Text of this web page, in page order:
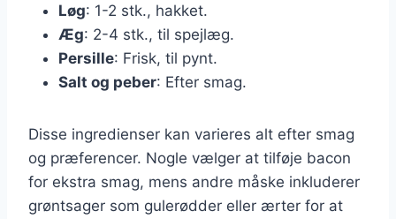
Løg: 1-2 stk., hakket.
Æg: 2-4 stk., til spejlæg.
Persille: Frisk, til pynt.
Salt og peber: Efter smag.
Disse ingredienser kan varieres alt efter smag
og præferencer. Nogle vælger at tilføje bacon
for ekstra smag, mens andre måske inkluderer
grøntsager som gulerødder eller ærter for at